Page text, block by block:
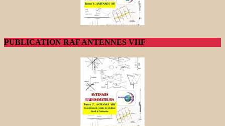
PUBLICATION RAF ANTENNES VHF